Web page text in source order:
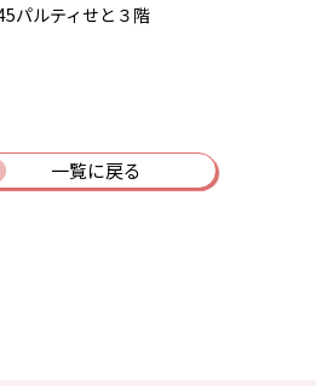
パルティせと３階
一覧に戻る